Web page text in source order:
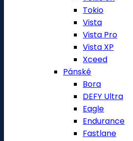
Tokio
Vista
Vista Pro
Vista XP
Xceed
Pánské
Bora
DEFY Ultra
Eagle
Endurance
Fastlane